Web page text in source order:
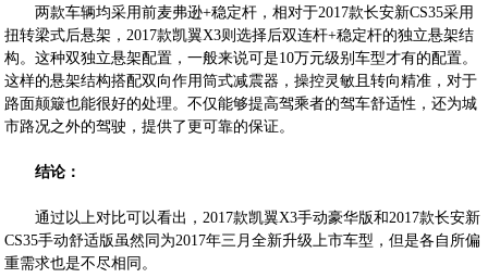
两款车辆均采用前麦弗逊+稳定杆，相对于2017款长安新CS35采用
扭转梁式后悬架，2017款凯翼X3则选择后双连杆+稳定杆的独立悬架结
构。这种双独立悬架配置，一般来说可是10万元级别车型才有的配置。
这样的悬架结构搭配双向作用筒式减震器，操控灵敏且转向精准，对于
路面颠簸也能很好的处理。不仅能够提高驾乘者的驾车舒适性，还为城
市路况之外的驾驶，提供了更可靠的保证。
结论：
通过以上对比可以看出，2017款凯翼X3手动豪华版和2017款长安新
CS35手动舒适版虽然同为2017年三月全新升级上市车型，但是各自所偏
重需求也是不尽相同。